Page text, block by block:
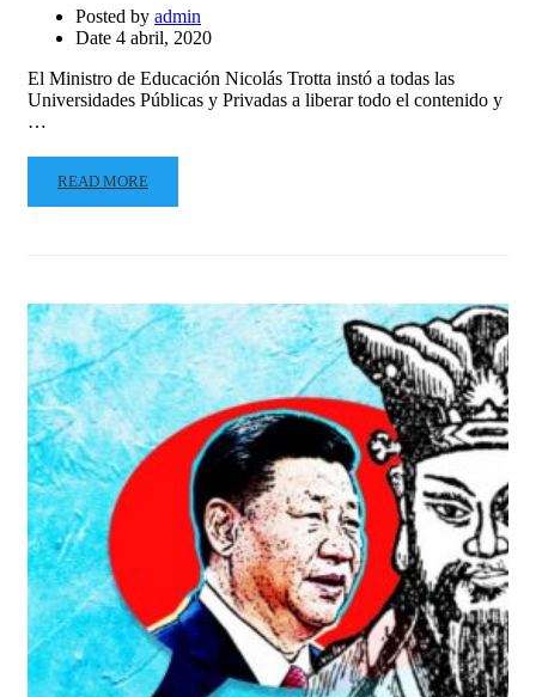
Posted by admin
Date 4 abril, 2020
El Ministro de Educación Nicolás Trotta instó a todas las
Universidades Públicas y Privadas a liberar todo el contenido y
…
READ MORE